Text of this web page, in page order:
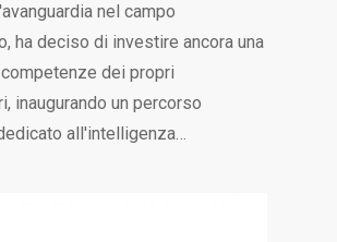
nel campo
ha deciso di investire ancora una
dei propri
inaugurando un percorso
all'intelligenza…